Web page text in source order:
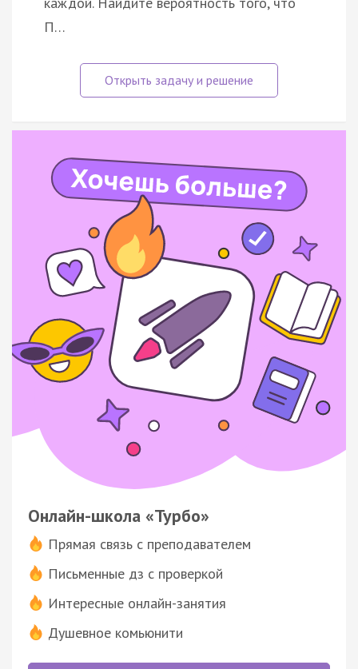
П…
Онлайн-школа «Турбо»
Прямая связь с преподавателем
Письменные дз с проверкой
Интересные онлайн-занятия
Душевное комьюнити